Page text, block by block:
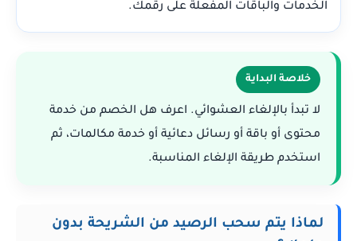
الخدمات والباقات المفعلة على رقمك.
خلاصة البداية
لا تبدأ بالإلغاء العشوائي. اعرف هل الخصم من خدمة
محتوى أو باقة أو رسائل دعائية أو خدمة مكالمات، ثم
استخدم طريقة الإلغاء المناسبة.
لماذا يتم سحب الرصيد من الشريحة بدون